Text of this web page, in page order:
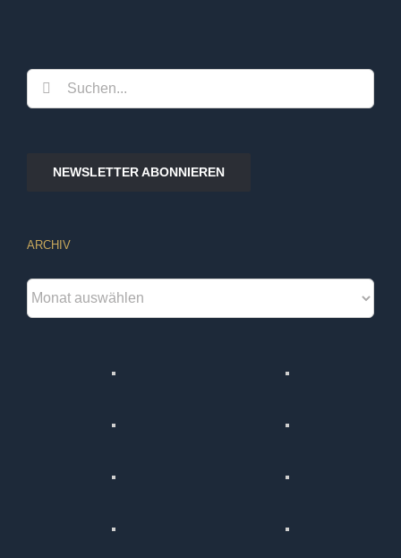
Suche
nach:
NEWSLETTER ABONNIEREN
ARCHIV
Archiv